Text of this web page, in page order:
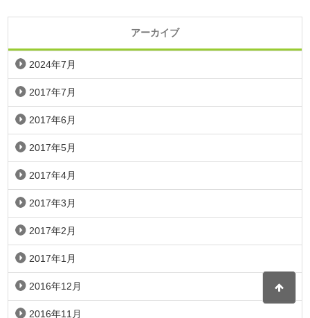
アーカイブ
2024年7月
2017年7月
2017年6月
2017年5月
2017年4月
2017年3月
2017年2月
2017年1月
2016年12月
2016年11月